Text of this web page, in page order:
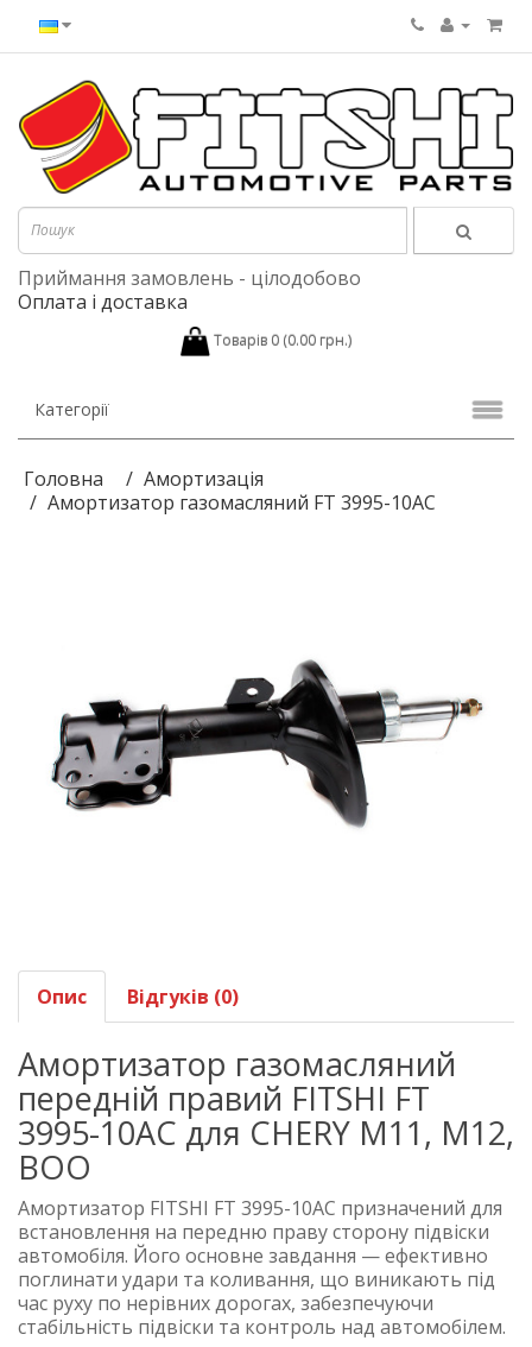
Приймання замовлень - цілодобово
Оплата і доставка
Товарів 0 (0.00 грн.)
Категорії
Головна
Амортизація
Амортизатор газомасляний FT 3995-10AC
Опис Відгуків (0)
Амортизатор газомасляний
передній правий FITSHI FT
3995-10AC для CHERY M11, M12,
BOO
Амортизатор FITSHI FT 3995-10AC призначений для
встановлення на передню праву сторону підвіски
автомобіля. Його основне завдання — ефективно
поглинати удари та коливання, що виникають під
час руху по нерівних дорогах, забезпечуючи
стабільність підвіски та контроль над автомобілем.